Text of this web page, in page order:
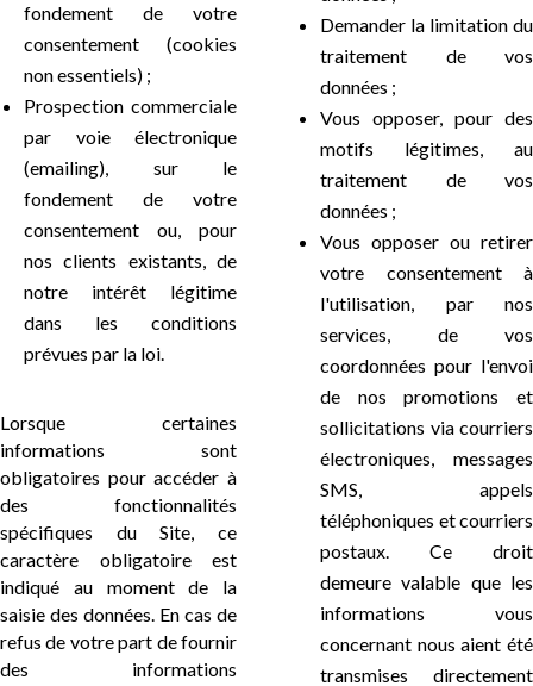
fondement de votre
consentement (cookies
non essentiels) ;
Prospection commerciale
par voie électronique
(emailing), sur le
fondement de votre
consentement ou, pour
nos clients existants, de
notre intérêt légitime
dans les conditions
prévues par la loi.
Lorsque certaines
informations sont
obligatoires pour accéder à
des fonctionnalités
spécifiques du Site, ce
caractère obligatoire est
indiqué au moment de la
saisie des données. En cas de
refus de votre part de fournir
des informations
Demander la limitation du
traitement de vos
données ;
Vous opposer, pour des
motifs légitimes, au
traitement de vos
données ;
Vous opposer ou retirer
votre consentement à
l'utilisation, par nos
services, de vos
coordonnées pour l'envoi
de nos promotions et
sollicitations via courriers
électroniques, messages
SMS, appels
téléphoniques et courriers
postaux. Ce droit
demeure valable que les
informations vous
concernant nous aient été
transmises directement